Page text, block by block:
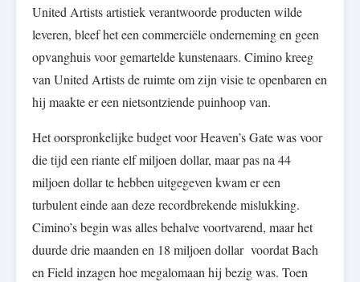
United Artists artistiek verantwoorde producten wilde
leveren, bleef het een commerciële onderneming en geen
opvanghuis voor gemartelde kunstenaars. Cimino kreeg
van United Artists de ruimte om zijn visie te openbaren en
hij maakte er een nietsontziende puinhoop van.
Het oorspronkelijke budget voor Heaven’s Gate was voor
die tijd een riante elf miljoen dollar, maar pas na 44
miljoen dollar te hebben uitgegeven kwam er een
turbulent einde aan deze recordbrekende mislukking.
Cimino’s begin was alles behalve voortvarend, maar het
duurde drie maanden en 18 miljoen dollar voordat Bach
en Field inzagen hoe megalomaan hij bezig was. Toen